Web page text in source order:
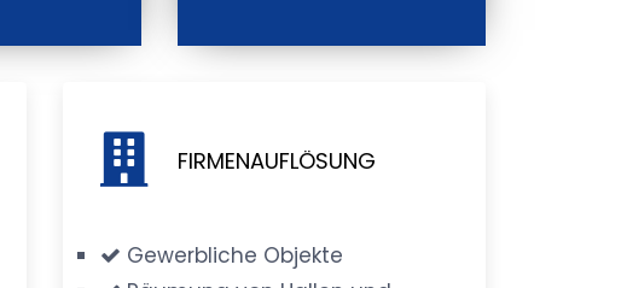
FIRMENAUFLÖSUNG
Gewerbliche Objekte